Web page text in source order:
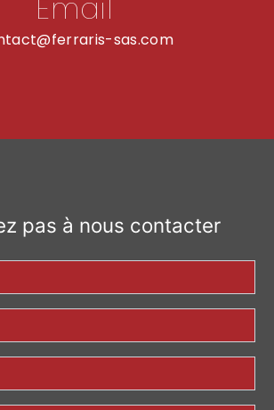
Email
sas.com
pas à nous contacter